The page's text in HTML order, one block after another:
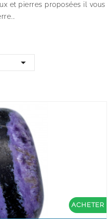
et pierres proposées il vous

ACHETER